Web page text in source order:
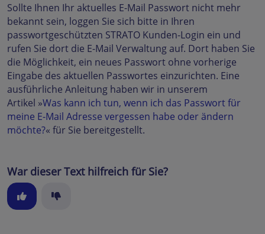
Sollte Ihnen Ihr aktuelles E-Mail Passwort nicht mehr
bekannt sein, loggen Sie sich bitte in Ihren
passwortgeschützten STRATO Kunden-Login ein und
rufen Sie dort die E-Mail Verwaltung auf. Dort haben Sie
die Möglichkeit, ein neues Passwort ohne vorherige
Eingabe des aktuellen Passwortes einzurichten. Eine
ausführliche Anleitung haben wir in unserem
Artikel »Was kann ich tun, wenn ich das Passwort für
meine E-Mail Adresse vergessen habe oder ändern
möchte?« für Sie bereitgestellt.
War dieser Text hilfreich für Sie?